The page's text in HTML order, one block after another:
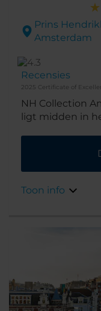
Prins
Amsterdam
Recensies
2025 Certificate of
NH Collection
ligt midden in
gebouw zelf is
en dateert uit
Toon info